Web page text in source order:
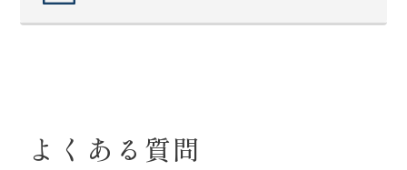
よくある質問